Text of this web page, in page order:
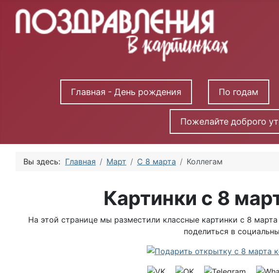
Главная - День рождения По годам
Пожелайте доброго
Вы здесь: Главная Март С 8 марта Коллегам
Картинки с 8
На этой странице мы разместили классные картинки с 8
поделиться в